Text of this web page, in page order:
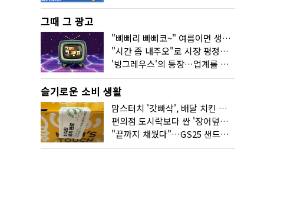
그때 그 광고
"삐삐리 빠삐코~" 여름이면 생각나는 그 노래
"시간 좀 내주오"로 시장 평정한 하이마트
'빙그레우스'의 등장…업계를 흔든 '세계관' 마케팅
슬기로운 소비 생활
맘스터치 '갓빠삭', 배달 치킨 선입견을 바꿨다
편의점 도시락보다 싼 '장어덮밥'…오뚜기가 해냈다
"끝까지 채웠다"…GS25 샌드위치의 달라진 '속'사정